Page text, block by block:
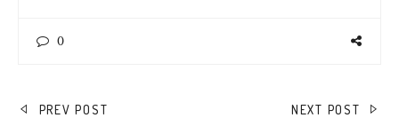
0
NAVEGACIÓN
PREV POST NEXT POST